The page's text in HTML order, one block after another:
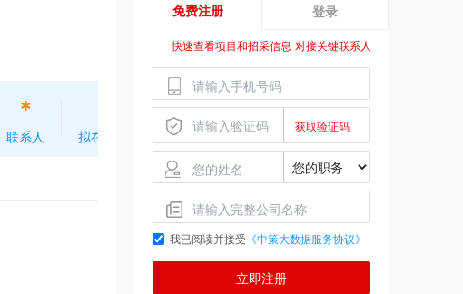
*
联系人 拟在建项目
*
招标投信息
【中标单位】
建筑工程检测有限公司
免费注册 登录
快速查看项目和招采信息 对接关键联系人
我已阅读并接受 《中策大数据服务协议》
立即注册